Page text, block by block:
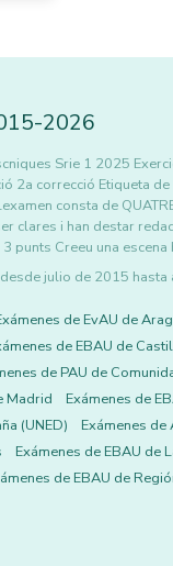
-2026
Srie 1 2025
2a correcció Etiqueta
consta de
clares i han destar
punts Creeu una
julio de 2015 hasta
de EvAU de
de EBAU de
de PAU de
Madrid
Exámenes de
(UNED)
Exámenes de
Exámenes de EBAU de
de EBAU de